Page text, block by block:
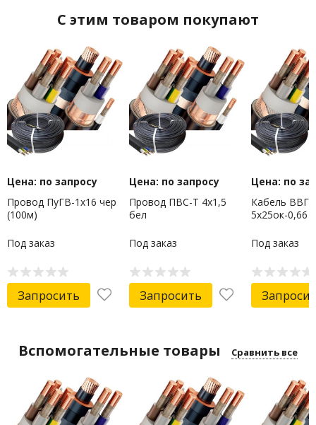
C этим товаром покупают
Цена: по запросу
Провод ПуГВ-1х16 чер
(100м)
Под заказ
Запросить
Цена: по запросу
Провод ПВС-Т 4х1,5
бел
Под заказ
Запросить
Цена: по
Кабель
5х25ок-0,66
Под заказ
Вспомогательные товары Сравнить все